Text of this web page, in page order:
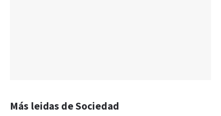
Más leidas de Sociedad